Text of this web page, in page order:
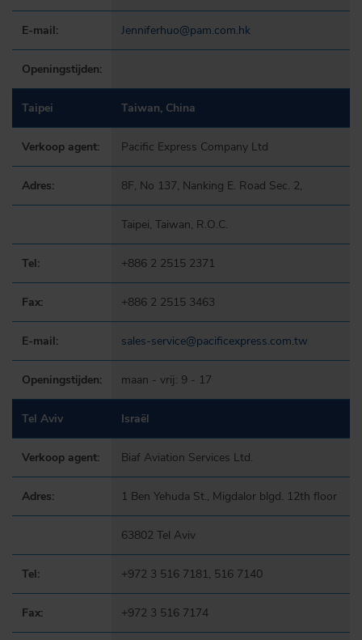
E-mail:
Openingstijden:
Taipei
Verkoop agent:
Adres:
Tel:
Fax:
E-mail:
Openingstijden:
Tel Aviv
Verkoop agent:
Adres:
Tel:
Fax:
Jenniferhuo@pam.com.hk
Taiwan, China
Pacific Express Company Ltd
8F, No 137, Nanking E. Road Sec. 2,
Taipei, Taiwan, R.O.C.
+886 2 2515 2371
+886 2 2515 3463
sales-service@pacificexpress.com.tw
maan - vrij: 9 - 17
Israël
Biaf Aviation Services Ltd.
1 Ben Yehuda St., Migdalor blgd. 12th floor
63802 Tel Aviv
+972 3 516 7181, 516 7140
+972 3 516 7174